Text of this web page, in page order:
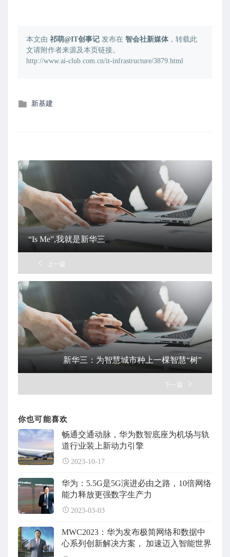
本文由 祁萌@IT创事记 发布在 智会社新媒体，转载此
文请附作者来源及本页链接。
http://www.ai-club.com.cn/it-infrastructure/3879.html
发
新基建
“Is Me”,我就是新华三
上一篇
新华三：为智慧城市种上一棵智慧“树”
下一篇
你也可能喜欢
畅通交通动脉，华为数智底座为机场与轨
道行业装上新动力引擎
2023-10-17
华为：5.5G是5G演进必由之路，10倍网络
能力释放更强数字生产力
2023-03-03
MWC2023：华为发布极简网络和数据中
心系列创新解决方案， 加速迈入智能世界